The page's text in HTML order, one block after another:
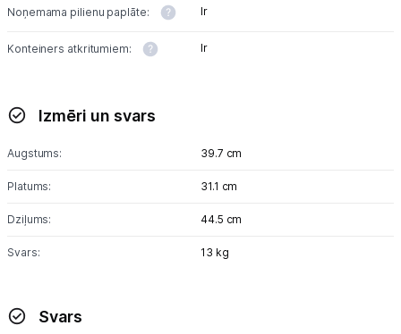
Noņemama pilienu paplāte: Ir
Konteiners atkritumiem: Ir
Izmēri un svars
Augstums: 39.7 cm
Platums: 31.1 cm
Dziļums: 44.5 cm
Svars: 13 kg
Svars